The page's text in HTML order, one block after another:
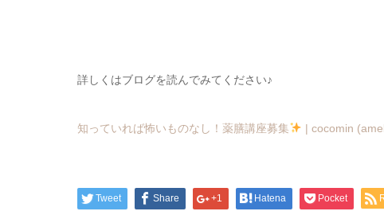
詳しくはブログを読んでみてください♪
知っていれば怖いものなし！薬膳講座募集 | cocomin
Tweet Share +1 Hatena Pocket